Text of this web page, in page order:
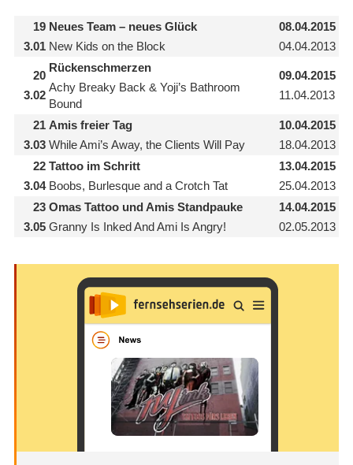
19
3.01
Neues Team – neues Glück
New Kids on the Block
08.04.2015
04.04.2013
20
3.02
Rückenschmerzen
Achy Breaky Back & Yoji’s Bathroom
Bound
09.04.2015
11.04.2013
21
3.03
Amis freier Tag
While Ami’s Away, the Clients Will Pay
10.04.2015
18.04.2013
22
3.04
Tattoo im Schritt
Boobs, Burlesque and a Crotch Tat
13.04.2015
25.04.2013
23
3.05
Omas Tattoo und Amis Standpauke
Granny Is Inked And Ami Is Angry!
14.04.2015
02.05.2013